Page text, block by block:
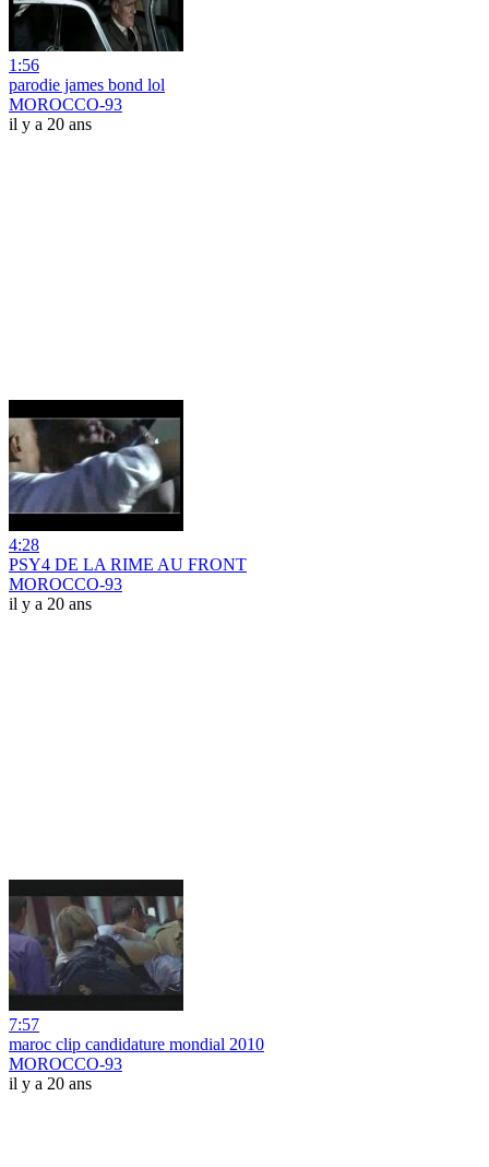
1:56
parodie james bond lol
MOROCCO-93
il y a 20 ans
4:28
PSY4 DE LA RIME AU FRONT
MOROCCO-93
il y a 20 ans
7:57
maroc clip candidature mondial 2010
MOROCCO-93
il y a 20 ans